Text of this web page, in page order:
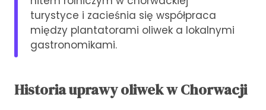
turystyce i zacieśnia się współpraca
między plantatorami oliwek a lokalnymi
gastronomikami.
Historia uprawy oliwek w Chorwacji